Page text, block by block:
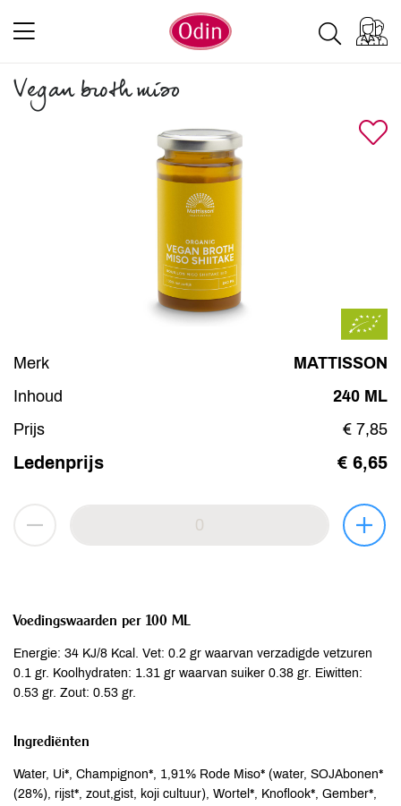
Vegan broth miso
Merk
MATTISSON
Inhoud
240 ML
Prijs
€ 7,85
Ledenprijs € 6,65
Voedingswaarden per 100 ML
Energie: 34 KJ/8 Kcal. Vet: 0.2 gr waarvan verzadigde vetzuren
0.1 gr. Koolhydraten: 1.31 gr waarvan suiker 0.38 gr. Eiwitten:
0.53 gr. Zout: 0.53 gr.
Ingrediënten
Water, Ui*, Champignon*, 1,91% Rode Miso* (water, SOJAbonen*
(28%), rijst*, zout,gist, koji cultuur), Wortel*, Knoflook*, Gember*,